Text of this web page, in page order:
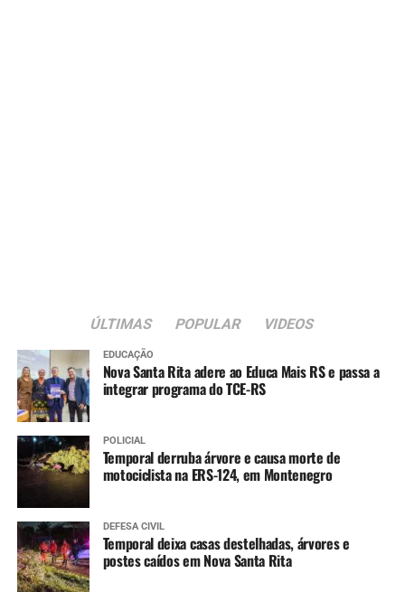
ÚLTIMAS POPULAR VIDEOS
EDUCAÇÃO
Nova Santa Rita adere ao Educa Mais RS e passa a
integrar programa do TCE-RS
POLICIAL
Temporal derruba árvore e causa morte de
motociclista na ERS-124, em Montenegro
DEFESA CIVIL
Temporal deixa casas destelhadas, árvores e
postes caídos em Nova Santa Rita